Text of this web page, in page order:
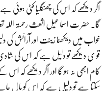
اگر دیکھے کہ اس کی چھنگلیا کٹی
گا۔ حضر ت اسما عیل اثعث رحمتہ اللہ
خواب میں دیکھنا زینت اور آرائش کی
قو ی دیکھے تو دلیل ہے کہ اس کی
کام ابھی نہ ہو گا اور اگر دیکھے کہ